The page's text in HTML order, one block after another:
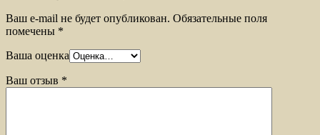
Ваш e-mail не будет опубликован. Обязательные поля
помечены *
Ваша оценка
Ваш отзыв *